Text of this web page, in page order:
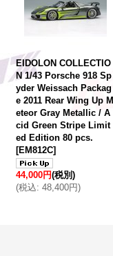
EIDOLON COLLECTIO
N 1/43 Porsche 918 Sp
yder Weissach Packag
e 2011 Rear Wing Up M
eteor Gray Metallic / A
cid Green Stripe Limit
ed Edition 80 pcs.
[EM812C]
44,000円(税別)
(税込: 48,400円)